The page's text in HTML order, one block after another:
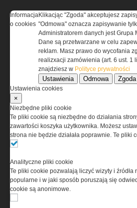
REGULAMIN
Regulamin określa zasady
www.special-ops.pl
Korzystanie z portalu jest
przez Grupa MEDIUM Spółka z
odpowiedzialnością Spółka
0000537655, NIP 1132860378,
(zwana dalej Grupa MEDIUM) w
Informacja
o cookies
Klikacjąc "Zgoda" akceptujesz
"Odmowa" oznacza zapisywanie
Administratorem danych jest Grupa
Dane są przetwarzane w celu
reklam. Masz prawo do wycofania
realizxacji zamówienia (art. 6 ust. 1
znajdziesz w Polityce prywatności
Ustawienia Odmowa Zgoda
Ustawienia cookies
×
Niezbędne pliki cookie
Te pliki cookie są niezbędne do działania
zawartości koszyka użytkownika. Możesz
strona nie będzie działała poprawnie. Te
Analityczne pliki cookie
Te pliki cookie pozwalają liczyć wizyty i
popularne i w jaki sposób poruszają się
cookie są anonimowe.